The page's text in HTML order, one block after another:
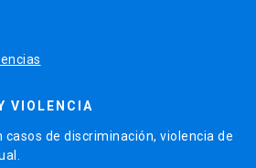
VIOLENCIA
casos de discriminación, violencia de